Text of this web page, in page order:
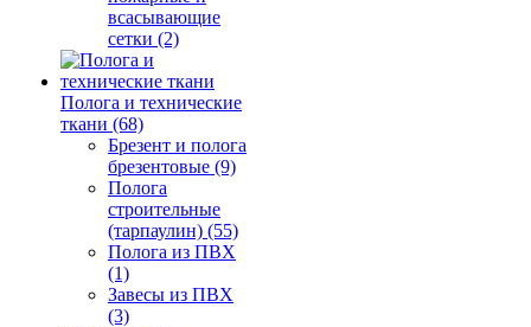
всасывающие
сетки (2)
Полога и технические
ткани (68)
Брезент и полога
брезентовые (9)
Полога
строительные
(тарпаулин) (55)
Полога из ПВХ
(1)
Завесы из ПВХ
(3)